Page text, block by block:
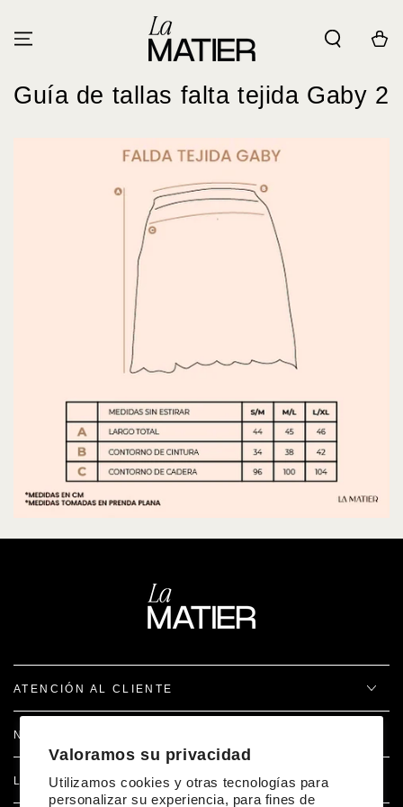
Valoramos su privacidad
Utilizamos cookies y otras tecnologías para
personalizar su experiencia, para fines de
Carrito
Guía de tallas falta tejida Gaby 2
ATENCIÓN AL CLIENTE
NOSOTROS
LEGAL